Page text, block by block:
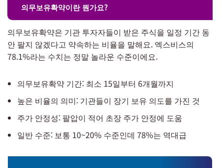
의무보유확약이란 뭔가요?
의무보유확약은 기관 투자자들이 받은 주식을 일정 기간 동
안 팔지 않겠다고 약속하는 비율을 말해요. 엑스비스의
78.1%라는 수치는 정말 놀라운 수준이에요.
의무보유확약 기간: 최소 15일부터 6개월까지
높은 비율의 의미: 기관들이 장기 보유 의도를 가진 것
주가 안정성: 팔압이 적어 초장 주가 안정에 도움
일반 수준: 보통 10~20% 수준인데 78%는 역대급